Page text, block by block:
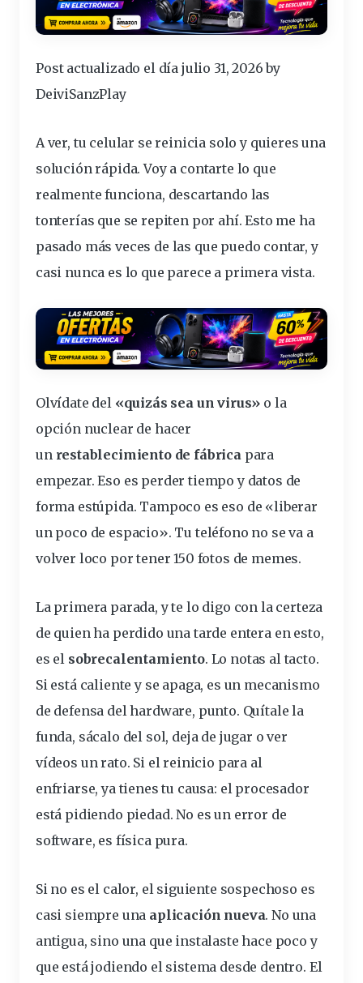
Post actualizado el día julio 31, 2026 by
DeiviSanzPlay
A ver, tu celular sereinicia solo y quieres una
solución rápida. Voy a contarte lo que
realmente funciona, descartando las
tonterías que se repiten por ahí. Esto me ha
pasado más veces de las que puedo contar, y
casi nunca es lo que parece a primera vista.
Olvídate del «quizás sea un virus» o la
opción nuclear de hacer
un restablecimientode fábrica para
empezar. Eso es perder tiempo y datos de
forma estúpida. Tampoco es eso de «liberar
un poco de espacio». Tu teléfono no se va a
volver loco por tener 150 fotos de memes.
La primera parada, y te lo digo con la certeza
de quien ha perdido una tarde entera en esto,
es el sobrecalentamiento. Lo notas al tacto.
Si está caliente y se apaga, es un mecanismo
de defensa delhardware, punto. Quítale la
funda, sácalo del sol, deja de jugar o ver
vídeos un rato. Si elreinicio para al
enfriarse, ya tienes tu causa: el procesador
está pidiendo piedad. No es un error de
software, es física pura.
Si no es el calor, el siguiente sospechoso es
casi siempre una aplicación nueva. No una
antigua, sino una que instalaste hace poco y
que está jodiendo el sistema desde dentro. El